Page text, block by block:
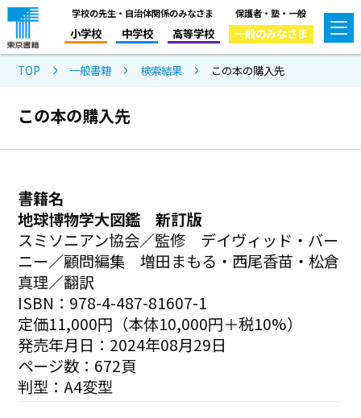
学校の先生・自治体関係のみなさま
小学校 中学校 高等学校
保護者・塾・一般
一般のみなさま
TOP 一般書籍 検索結果 この本の購入先
この本の購入先
書籍名
地球博物学大図鑑 新訂版
スミソニアン協会／監修 デイヴィッド・バー
ニー／顧問編集 増田まもる・西尾香苗・松倉
真理／翻訳
ISBN：978-4-487-81607-1
定価11,000円（本体10,000円＋税10%）
発売年月日：2024年08月29日
ページ数：672頁
判型：A4変型